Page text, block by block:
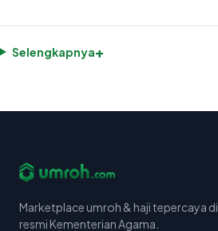
Selengkapnya+
Marketplace umroh & haji tepercaya
resmi Kementerian Agama.